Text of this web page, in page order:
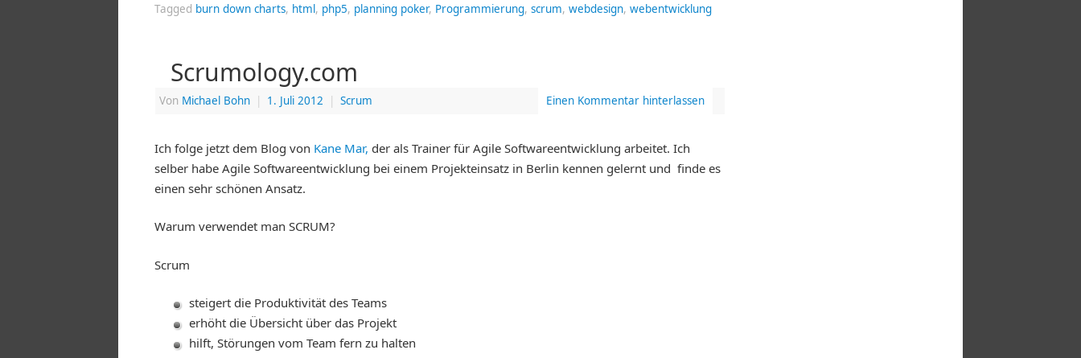
Tagged burn down charts, html, php5, planning poker, Programmierung, scrum, webdesign, webentwicklung
Scrumology.com
Von Michael Bohn | 1. Juli 2012 | Scrum Einen Kommentar hinterlassen
Ich folge jetzt dem Blog von Kane Mar, der als Trainer für Agile Softwareentwicklung arbeitet. Ich
selber habe Agile Softwareentwicklung bei einem Projekteinsatz in Berlin kennen gelernt und finde es
einen sehr schönen Ansatz.
Warum verwendet man SCRUM?
Scrum
steigert die Produktivität des Teams
erhöht die Übersicht über das Projekt
hilft, Störungen vom Team fern zu halten